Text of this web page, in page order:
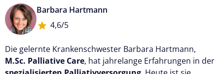
Barbara Hartmann
4,6/5
Die gelernte Krankenschwester Barbara Hartmann,
M.Sc. Palliative Care, hat jahrelange Erfahrungen in der